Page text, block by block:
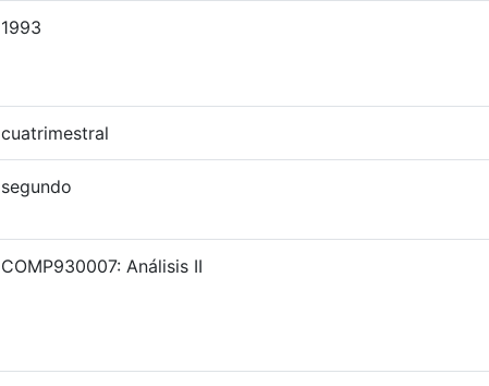
1993
cuatrimestral
segundo
COMP930007: Análisis II